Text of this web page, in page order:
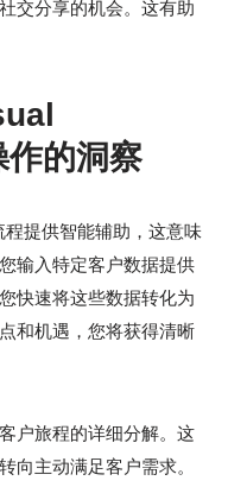
交分享的机会。这有助
的洞察
提供智能辅助，这意味
输入特定客户数据提供
快速将这些数据转化为
和机遇，您将获得清晰
户旅程的详细分解。这
向主动满足客户需求。